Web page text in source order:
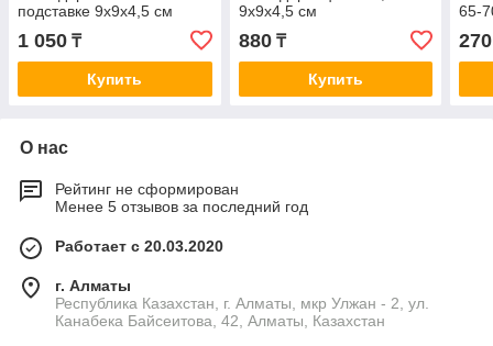
подставке 9х9х4,5 см
1 050 ₸
Купить
9х9х4,5 см
880₸
Купить
65-
270
О нас
Рейтинг не сформирован
Менее 5 отзывов за последний год
Работает с 20.03.2020
г. Алматы
Республика Казахстан, г. Алматы, мкр Улжан - 2, ул.
Канабека Байсеитова, 42, Алматы, Казахстан